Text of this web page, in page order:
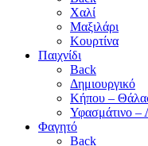
Χαλί
Μαξιλάρι
Κουρτίνα
Παιχνίδι
Back
Δημιουργικό
Κήπου –
Υφασμάτινο –
Φαγητό
Back